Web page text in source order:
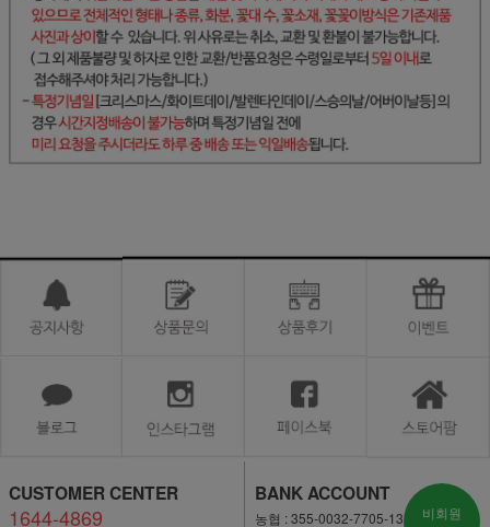
CUSTOMER CENTER
1644-4869
BANK ACCOUNT
농협 : 355-0032-7705-13
비회원